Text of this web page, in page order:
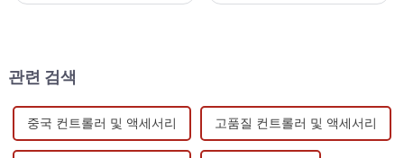
관련 검색
중국 컨트롤러 및 액세서리 고품질 컨트롤러 및 액세서리